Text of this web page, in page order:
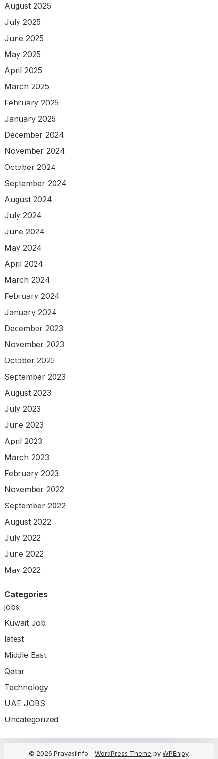
August 2025
July 2025
June 2025
May 2025
April 2025
March 2025
February 2025
January 2025
December 2024
November 2024
October 2024
September 2024
August 2024
July 2024
June 2024
May 2024
April 2024
March 2024
February 2024
January 2024
December 2023
November 2023
October 2023
September 2023
August 2023
July 2023
June 2023
April 2023
March 2023
February 2023
November 2022
September 2022
August 2022
July 2022
June 2022
May 2022
Categories
jobs
Kuwait Job
latest
Middle East
Qatar
Technology
UAE JOBS
Uncategorized
© 2026 Pravasiinfo -WordPress Theme byWPEnjoy